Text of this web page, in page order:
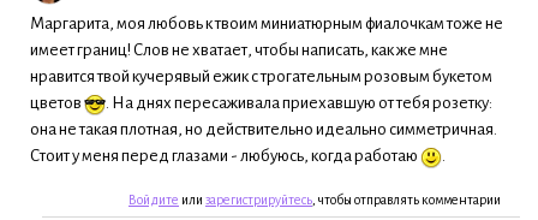
Маргарита, моя любовь к твоим миниатюрным фиалочкам тоже не
имеет границ! Слов не хватает, чтобы написать, как же мне
нравится твой кучерявый ежик с трогательным розовым букетом
цветов
. На днях пересаживала приехавшую от тебя розетку:
она не такая плотная, но действительно идеально симметричная.
Стоит у меня перед глазами - любуюсь, когда работаю
.
Войдите или зарегистрируйтесь , чтобы отправлять комментарии